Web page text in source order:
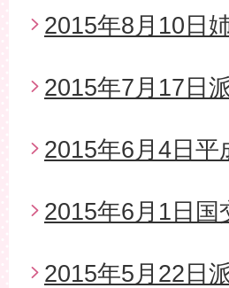
2015年8月10日
2015年7月17日
2015年6月4日平
2015年6月1日
2015年5月22日